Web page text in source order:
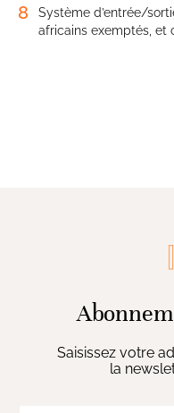
8
Système d’entrée/
africains exemptés, et
Saisissez votre
la